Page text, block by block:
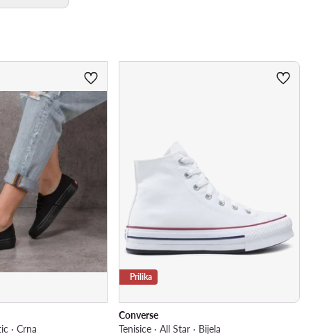
· Crna
Prilika
Converse
Tenisice · All Star · Bijela